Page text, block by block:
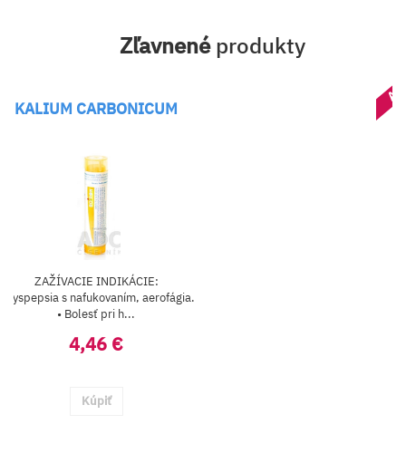
Zľavnenéprodukty
KALIUM CARBONICUM
ZAŽÍVACIE INDIKÁCIE:
Dyspepsia s nafukovaním, aerofágia.
• Bolesť pri h...
4,46 €
Kúpiť